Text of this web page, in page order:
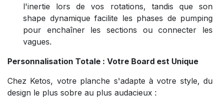
l'inertie lors de vos rotations, tandis que son
shape dynamique facilite les phases de pumping
pour enchaîner les sections ou connecter les
vagues.
Personnalisation Totale : Votre Board est Unique
Chez Ketos, votre planche s'adapte à votre style, du
design le plus sobre au plus audacieux :